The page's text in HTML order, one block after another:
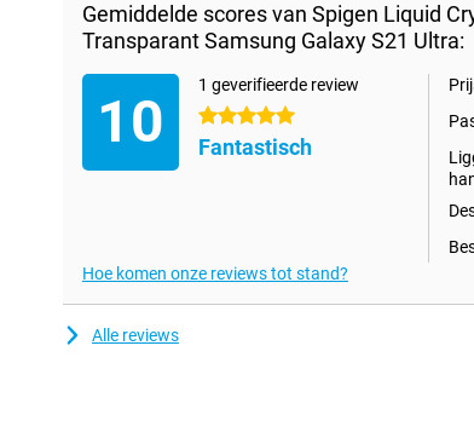
Gemiddelde scores van Spigen Liquid
Transparant Samsung Galaxy S21 Ultra:
10
1 geverifieerde review
5 sterren
Fantastisch
Hoe komen onze reviews tot stand?
Alle reviews